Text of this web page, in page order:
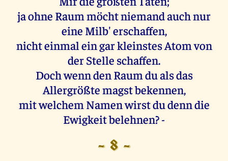
ja ohne Raum möcht niemand auch nur
eine Milb' erschaffen,
nicht einmal ein gar kleinstes Atom von
der Stelle schaffen.
Doch wenn den Raum du als das
Allergrößte magst bekennen,
mit welchem Namen wirst du denn die
Ewigkeit belehnen? -
- 8 -